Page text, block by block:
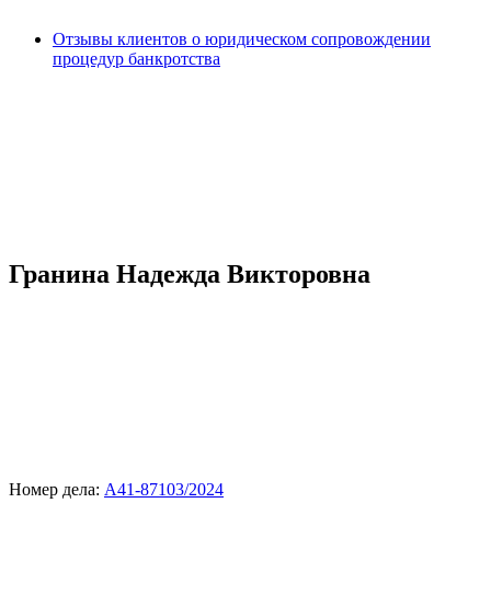
Отзывы клиентов о юридическом сопровождении
процедур банкротства
Гранина Надежда Викторовна
Номер дела: А41-87103/2024